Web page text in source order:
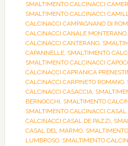
SMALTIMENTO CALCINACCI
SMALTIMENTO CALCINACCI
CALCINACCI CAMPAGNANO DI
CALCINACCI CANALE MONTERANO,
CALCINACCI CANTERANO,
CAPANNELLE, SMALTIMENTO
SMALTIMENTO CALCINACCI
CALCINACCI CAPRANICA
CALCINACCI CARPINETO ROMANO,
CALCINACCI CASACCIA,
BERNOCCHI, SMALTIMENTO
SMALTIMENTO CALCINACCI CASAL
CALCINACCI CASAL DE PAZZI,
CASAL DEL MARMO,
LUMBROSO, SMALTIMENTO